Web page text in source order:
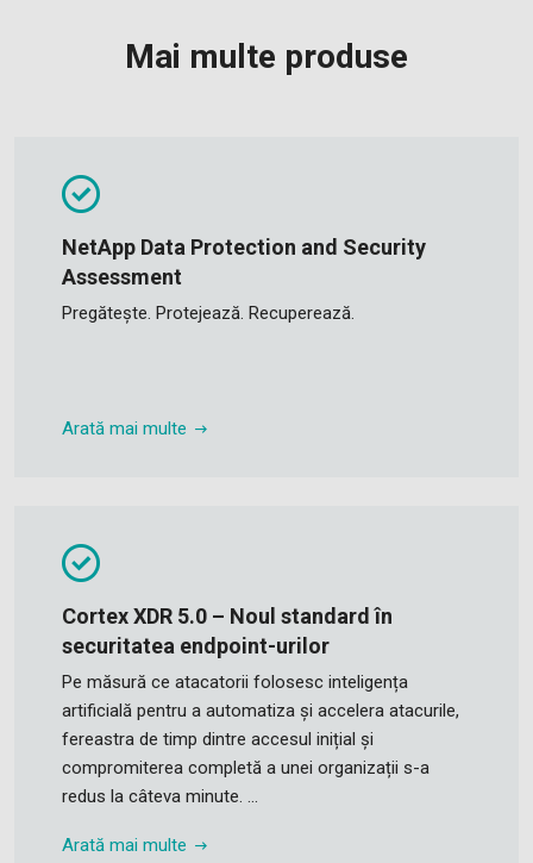
Mai multe produse
NetApp Data Protection and Security
Assessment
Pregătește. Protejează. Recuperează.
Arată mai multe
Cortex XDR 5.0 – Noul standard în
securitatea endpoint-urilor
Pe măsură ce atacatorii folosesc inteligența
artificială pentru a automatiza și accelera atacurile,
fereastra de timp dintre accesul inițial și
compromiterea completă a unei organizații s-a
redus la câteva minute. ...
Arată mai multe